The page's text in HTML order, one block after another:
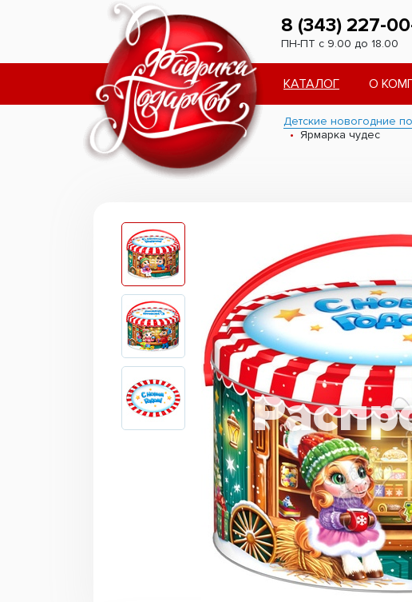
8 (343) 227-
ПН-ПТ с 9.00 до 18.00
КАТАЛОГ О
Детские новогодние
Ярмарка чудес